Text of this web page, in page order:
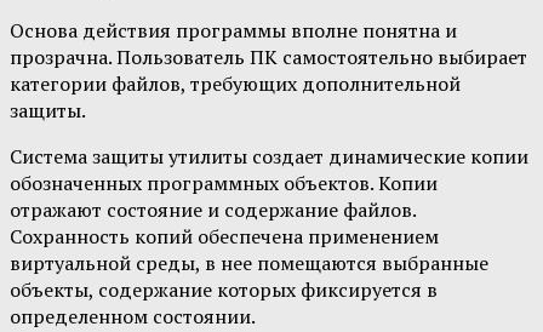
Основа действия программы вполне понятна и
прозрачна. Пользователь ПК самостоятельно выбирает
категории файлов, требующих дополнительной
защиты.
Система защиты утилиты создает динамические копии
обозначенных программных объектов. Копии
отражают состояние и содержание файлов.
Сохранность копий обеспечена применением
виртуальной среды, в нее помещаются выбранные
объекты, содержание которых фиксируется в
определенном состоянии.